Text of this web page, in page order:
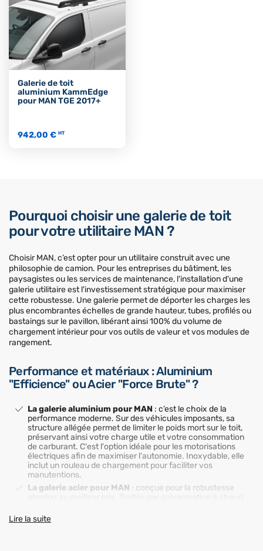
Galerie de toit
aluminium KammEdge
pour MAN TGE 2017+
942,00 € HT
Pourquoi choisir une galerie de toit
pour votre utilitaire MAN ?
Choisir MAN, c’est opter pour un utilitaire construit avec une
philosophie de camion. Pour les entreprises du bâtiment, les
paysagistes ou les services de maintenance, l'installation d'une
galerie utilitaire est l'investissement stratégique pour maximiser
cette robustesse. Une galerie permet de déporter les charges les
plus encombrantes échelles de grande hauteur, tubes, profilés ou
bastaings sur le pavillon, libérant ainsi 100% du volume de
chargement intérieur pour vos outils de valeur et vos modules de
rangement.
Performance et matériaux : Aluminium
"Efficience" ou Acier "Force Brute" ?
La galerie aluminium pour MAN : c’est le choix de la
performance moderne. Sur des véhicules imposants, sa
structure allégée permet de limiter le poids mort sur le toit,
préservant ainsi votre charge utile et votre consommation
de carburant. C'est l'option idéale pour les motorisations
électriques afin de maximiser l'autonomie. Inoxydable, elle
inclut un rouleau de chargement pour faciliter vos
manutentions.
La galerie acier pour MAN : conçue pour la robustesse
rigidité exemplaire. C’est la solution privilégiée pour les
usages de chantier intensifs où l'équipement est sollicité
Lire la suite